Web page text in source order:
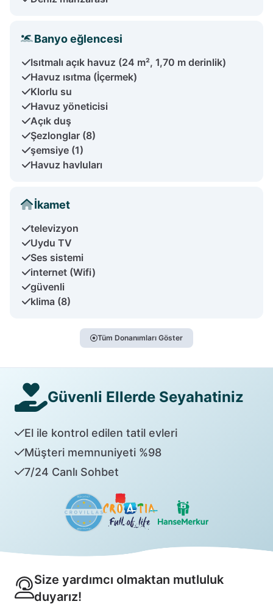
Banyo eğlencesi
Isıtmalı açık havuz (24 m², 1,70 m derinlik)
Havuz ısıtma (İçermek)
Klorlu su
Havuz yöneticisi
Açık duş
Şezlonglar (8)
şemsiye (1)
Havuz havluları
İkamet
televizyon
Uydu TV
Ses sistemi
internet (Wifi)
güvenli
klima (8)
Tüm Donanımları Göster
Güvenli Ellerde Seyahatiniz
El ile kontrol edilen tatil evleri
Müşteri memnuniyeti %98
7/24 Canlı Sohbet
Size yardımcı olmaktan mutluluk
duyarız!